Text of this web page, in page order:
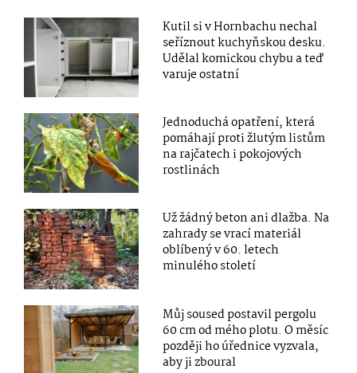
Kutil si v Hornbachu nechal
seříznout kuchyňskou desku.
Udělal komickou chybu a teď
varuje ostatní
Jednoduchá opatření, která
pomáhají proti žlutým listům
na rajčatech i pokojových
rostlinách
Už žádný beton ani dlažba. Na
zahrady se vrací materiál
oblíbený v 60. letech
minulého století
Můj soused postavil pergolu
60 cm od mého plotu. O měsíc
později ho úřednice vyzvala,
aby ji zboural